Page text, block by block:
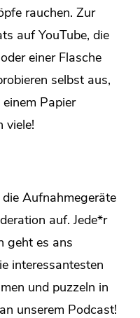
rauchen. Zur
auf YouTube, die
einer Flasche
selbst aus,
Papier
viele!
Aufnahmegeräte
auf. Jede*r
geht es ans
interessantesten
und puzzeln in
unserem Podcast!